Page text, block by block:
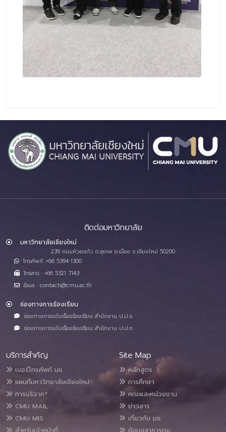
ติดต่อมหาวิทยาลัย
มหาวิทยาลัยเชียงใหม่
239 ถนนห้วยแก้ว ต.สุเทพ อ.เมือง จ.เชียงใหม่ 50200
โทรศัพท์ :+66 5394 1300
โทรสาร : +66 5321 7143
อีเมล : contacts@cmu.ac.th
ช่องทางการร้องเรียน
ช่องทางการแจ้งเรื่องร้องเรียน สำนักงาน ป.ป.ช.
ช่องทางการแจ้งเรื่องร้องเรียน สำนักงาน ป.ป.ท.
บริการสำคัญ
เบอร์โทรศัพท์ มช.
แผนที่มหาวิทยาลัยเชียงใหม่
การบริจาค*
CMU MAIL
CMU MIS
Site Map
หลักสูตร
การศึกษา
คณะและหน่วยงาน
ข่าวสาร
เกี่ยวกับ มช.